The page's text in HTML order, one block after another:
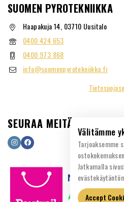
SUOMEN PYROTEKNIIKKA
Haapakuja 14, 03710 Uusitalo
0400 424 653
0400 973 868
info@suomenpyrotekniikka.fi
SEURAA MEITÄ
Välitämme
Tarjoaksemme
Jatkamalla
Accept